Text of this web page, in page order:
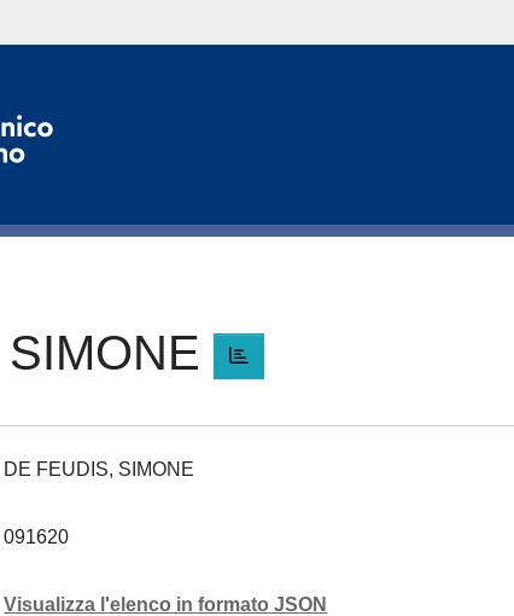
DE FEUDIS, SIMONE
091620
Visualizza l'elenco in formato JSON